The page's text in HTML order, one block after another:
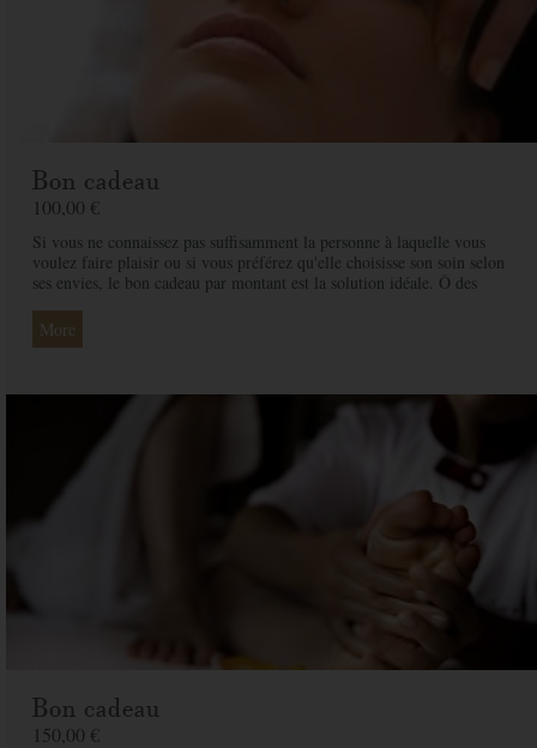
Bon cadeau
100,00 €
Si vous ne connaissez pas suffisamment la personne à laquelle vous
voulez faire plaisir ou si vous préférez qu'elle choisisse son soin selon
ses envies, le bon cadeau par montant est la solution idéale. Ô des
proche et ainsi rendre ce moment exceptionnel.
More
Bon cadeau
150,00 €